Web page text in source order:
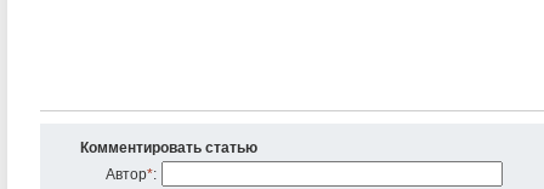
Комментировать статью
Автор*: